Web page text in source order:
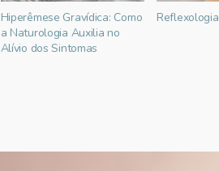
Hiperêmese Gravídica: Como
a Naturologia Auxilia no
Alívio dos Sintomas
Reflexologia